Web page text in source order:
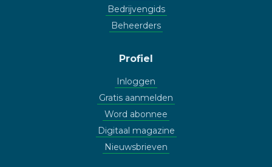
Bedrijvengids
Beheerders
Profiel
Inloggen
Gratis aanmelden
Word abonnee
Digitaal magazine
Nieuwsbrieven